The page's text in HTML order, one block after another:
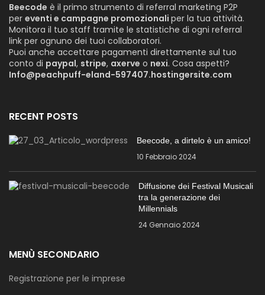
Beecode è il primo strumento di referral marketing P2P
per eventi e campagne promozionali per la tua attività.
Monitora il tuo staff tramite le statistiche di ogni referral
link per ognuno dei tuoi collaboratori.
Puoi anche accettare pagamenti direttamente sul tuo
conto di paypal, stripe, axerve o nexi. Cosa aspetti?
Info@peachpuff-eland-597407.hostingersite.com
RECENT POSTS
Beecode, a dirtelo è un amico!
10 Febbraio 2024
Diffusione dei Festival Musicali
tra la generazione dei
Millennials
24 Gennaio 2024
MENÙ SECONDARIO
Registrazione per le imprese